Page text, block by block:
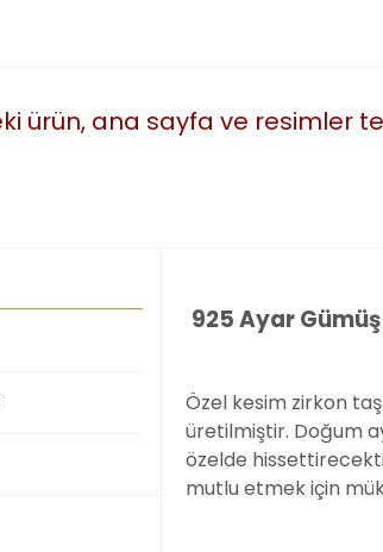
ürün, ana sayfa ve resimler
925 Ayar
Özel kesim zirkon
üretilmiştir. Doğum
özelde
mutlu etmek için